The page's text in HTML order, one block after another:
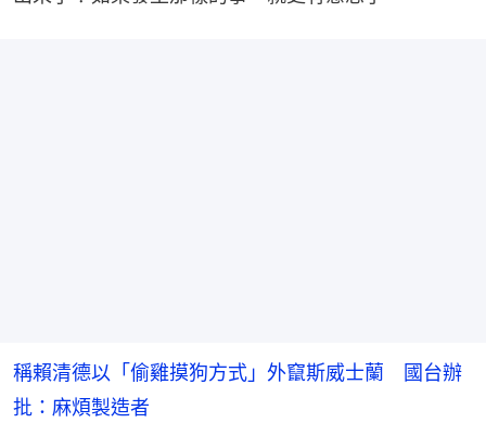
稱賴清德以「偷雞摸狗方式」外竄斯威士蘭 國台辦
批：麻煩製造者